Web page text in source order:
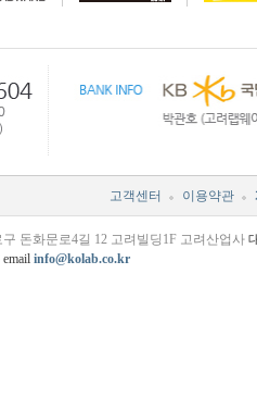
고객센터 이용약관
돈화문로4길 12 고려빌딩1F 고려산업사
email info@kolab.co.kr